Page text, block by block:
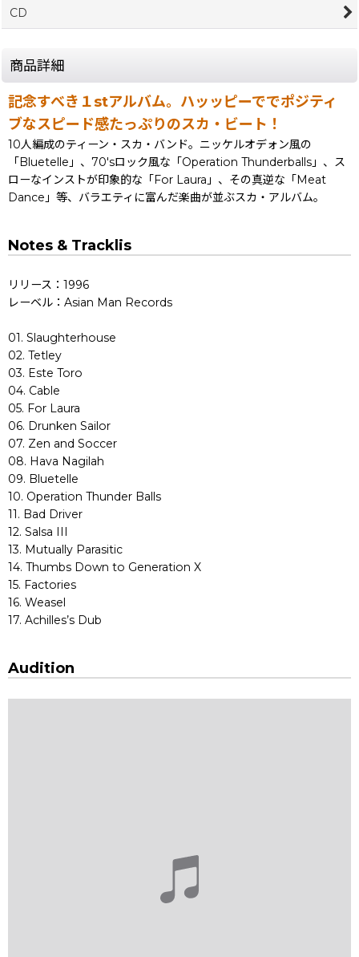
CD
商品詳細
記念すべき１stアルバム。ハッッピーででポジティ
ブなスピード感たっぷりのスカ・ビート！
10人編成のティーン・スカ・バンド。ニッケルオデォン風の
「Bluetelle」、70'sロック風な「Operation Thunderballs」、ス
ローなインストが印象的な「For Laura」、その真逆な「Meat
Dance」等、バラエティに富んだ楽曲が並ぶスカ・アルバム。
Notes & Tracklis
リリース：1996
レーベル：Asian Man Records
01. Slaughterhouse
02. Tetley
03. Este Toro
04. Cable
05. For Laura
06. Drunken Sailor
07. Zen and Soccer
08. Hava Nagilah
09. Bluetelle
10. Operation Thunder Balls
11. Bad Driver
12. Salsa III
13. Mutually Parasitic
14. Thumbs Down to Generation X
15. Factories
16. Weasel
17. Achilles’s Dub
Audition